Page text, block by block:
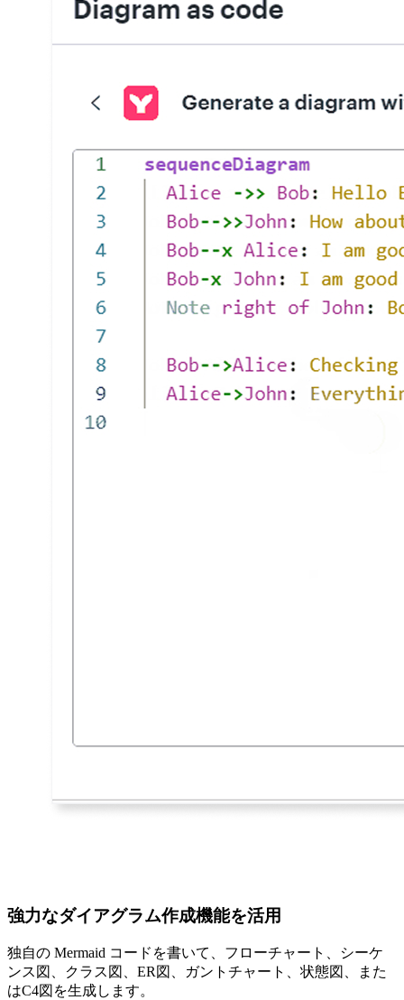
強力なダイアグラム作成機能を活用
独自の Mermaid コードを書いて、フローチャート、シーケ
ンス図、クラス図、ER図、ガントチャート、状態図、また
はC4図を生成します。